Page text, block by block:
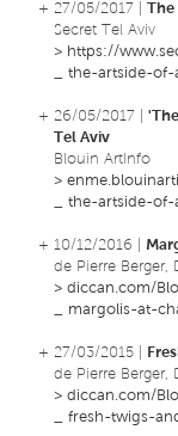
+ 27/05/2017 | The
Secret Tel Aviv
> https://
the-artside-of-
+ 26/05/2017 |
Tel Aviv
Blouin ArtInfo
>
the-artside-of-
+ 10/12/2016 |
de Pierre Berger,
> diccan.com/
margolis-at-
+ 27/03/2015 |
de Pierre Berger,
> diccan.com/
fresh-twigs-